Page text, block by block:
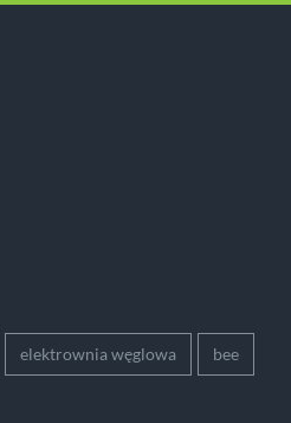
elektrownia węglowa bee